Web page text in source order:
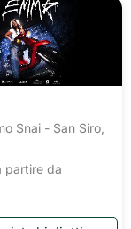
Snai - San Siro,
partire da